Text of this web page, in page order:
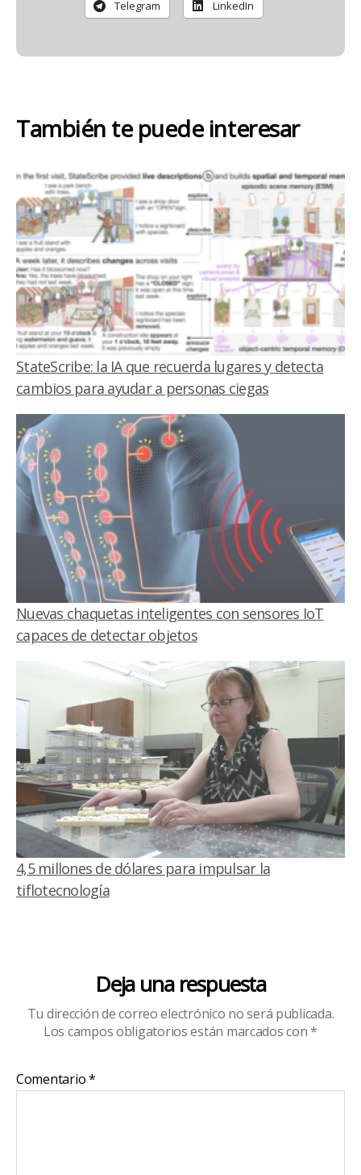
Telegram LinkedIn
También te puede interesar
StateScribe: la IA que recuerda lugares y detecta
cambios para ayudar a personas ciegas
Nuevas chaquetas inteligentes con sensores IoT
capaces de detectar objetos
4,5 millones de dólares para impulsar la
tiflotecnología
Deja una respuesta
Tu dirección de correo electrónico no será publicada.
Los campos obligatorios están marcados con*
Comentario*